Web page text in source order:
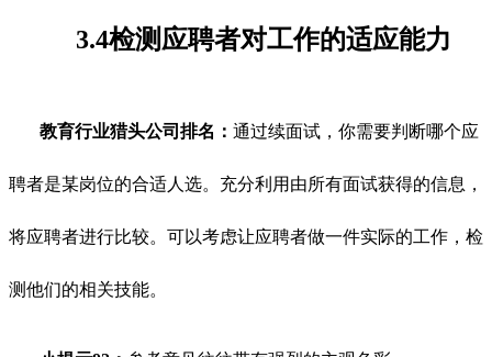
3.4检测应聘者对工作的适应能力
教育行业猎头公司排名： 通过续面试，你需要判断哪个应
聘者是某岗位的合适人选。充分利用由所有面试获得的信息，
将应聘者进行比较。可以考虑让应聘者做一件实际的工作，检
测他们的相关技能。